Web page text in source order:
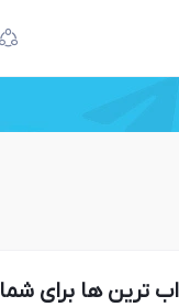
ترین ها برای شما